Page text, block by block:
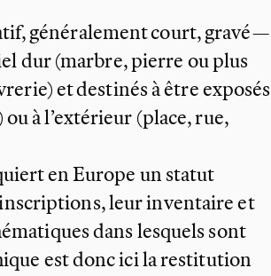
généralement court, gravé—
dur (marbre, pierre ou plus
et destinés à être exposés
à l’extérieur (place, rue,
en Europe un statut
leur inventaire et
dans lesquels sont
est donc ici la restitution